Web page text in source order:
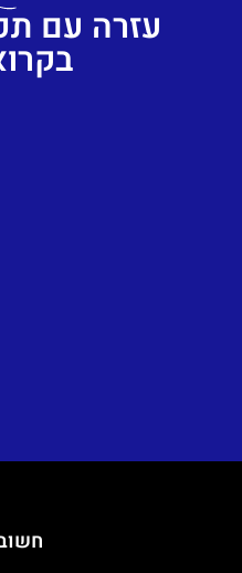
עזרה עם